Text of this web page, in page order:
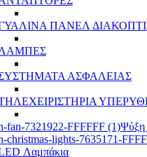
ΠΑΝΕΛ
ΑΣΦΑΛΕΙΑΣ
Ψύξη
Λαμπάκια